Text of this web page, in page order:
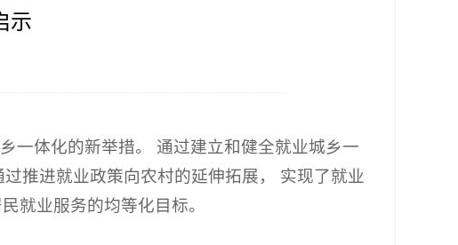
示
一体化的新举措。 通过建立和健全就业城乡一
推进就业政策向农村的延伸拓展， 实现了就业
就业服务的均等化目标。